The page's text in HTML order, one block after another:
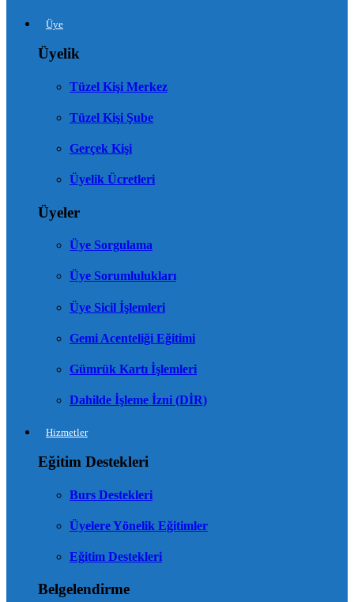
Üye
Üyelik
Tüzel Kişi Merkez
Tüzel Kişi Şube
Gerçek Kişi
Üyelik Ücretleri
Üyeler
Üye Sorgulama
Üye Sorumlulukları
Üye Sicil İşlemleri
Gemi Acenteliği Eğitimi
Gümrük Kartı İşlemleri
Dahilde İşleme İzni (DİR)
Hizmetler
Eğitim Destekleri
Burs Destekleri
Üyelere Yönelik Eğitimler
Eğitim Destekleri
Belgelendirme